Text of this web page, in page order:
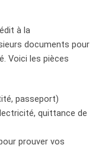
à la
documents pour
Voici les pièces
passeport)
quittance de
prouver vos